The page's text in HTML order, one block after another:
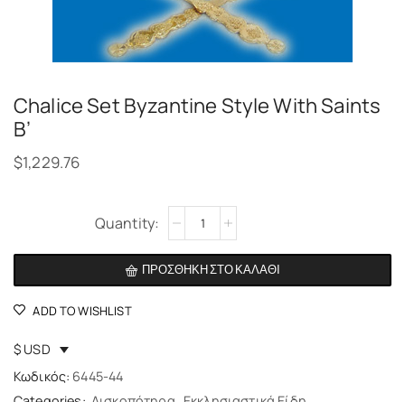
Chalice Set Byzantine Style With Saints
B’
$1,229.76
ΠΡΟΣΘΉΚΗ ΣΤΟ ΚΑΛΆΘΙ
Alternative:
ADD TO WISHLIST
$ USD
Κωδικός: 6445-44